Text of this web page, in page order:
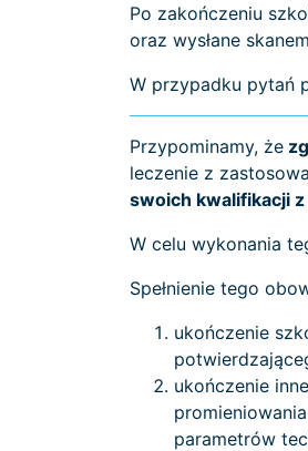
Po zakończeniu
oraz wysłane
W przypadku pytań
Przypominamy, że
leczenie z
swoich kwalifikacji
W celu wykonania
Spełnienie tego
ukończenie
ukończenie
parametrów